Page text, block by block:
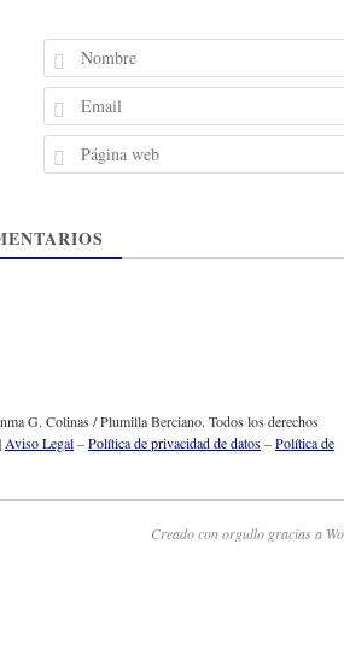
G. Colinas / Plumilla Berciano. Todos los derechos
Aviso Legal–Política de privacidad de datos–Política de
Creado con orgullo gracias a